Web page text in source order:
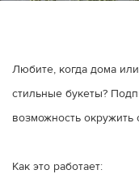
Любите, когда дома
стильные букеты?
возможность окружить
Как это работает: